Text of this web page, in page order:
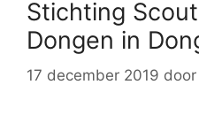
Stichting
Dongen in
17 december 2019 door